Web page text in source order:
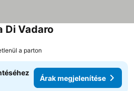
Di Vadaro
a parton
Árak megjelenítése